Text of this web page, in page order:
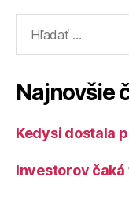
Najnovšie
Kedysi dostala
Investorov